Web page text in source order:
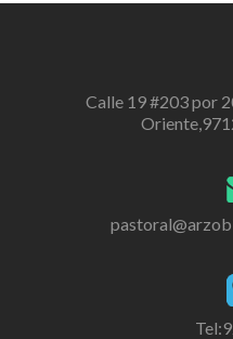
Calle 19 #203 por